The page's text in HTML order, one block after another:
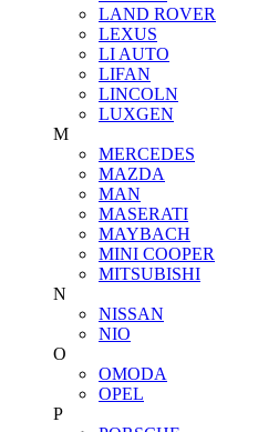
LAND ROVER
LEXUS
LI AUTO
LIFAN
LINCOLN
LUXGEN
M
MERCEDES
MAZDA
MAN
MASERATI
MAYBACH
MINI COOPER
MITSUBISHI
N
NISSAN
NIO
O
OMODA
OPEL
P